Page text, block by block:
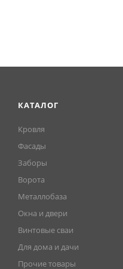
КАТАЛОГ
Кровля
Фасады
Заборы
Ворота
Металлобаза
Окна и двери
Винтовые сваи
Для дома и дачи
Прочие товары